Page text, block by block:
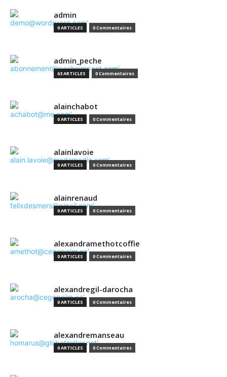
admin
0 ARTICLES 0 Commentaires
admin_peche
63 ARTICLES 0 Commentaires
alainchabot
0 ARTICLES 0 Commentaires
alainlavoie
0 ARTICLES 0 Commentaires
alainrenaud
0 ARTICLES 0 Commentaires
alexandramethotcoffie
0 ARTICLES 0 Commentaires
alexandregil-darocha
0 ARTICLES 0 Commentaires
alexandremanseau
0 ARTICLES 0 Commentaires